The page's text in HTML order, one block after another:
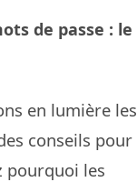
de passe : le
en lumière les
conseils pour
pourquoi les